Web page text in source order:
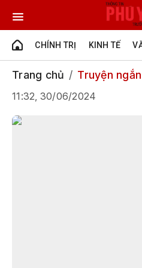
CHÍNH TRỊ KINH TẾ
Trang chủ Truyện ngắn
11:32, 30/06/2024